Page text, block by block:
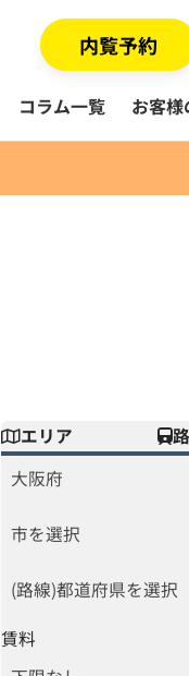
内覧予約
コラム一覧 お客
エリア
賃料